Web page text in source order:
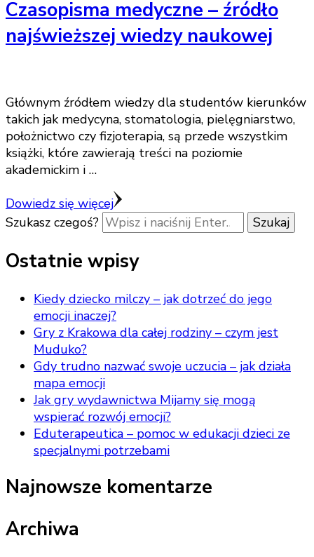
Czasopisma medyczne – źródło
najświeższej wiedzy naukowej
Głównym źródłem wiedzy dla studentów kierunków
takich jak medycyna, stomatologia, pielęgniarstwo,
położnictwo czy fizjoterapia, są przede wszystkim
książki, które zawierają treści na poziomie
akademickim i …
Dowiedz się więcej
Szukasz czegoś?
Ostatnie wpisy
Kiedy dziecko milczy – jak dotrzeć do jego
emocji inaczej?
Gry z Krakowa dla całej rodziny – czym jest
Muduko?
Gdy trudno nazwać swoje uczucia – jak działa
mapa emocji
Jak gry wydawnictwa Mijamy się mogą
wspierać rozwój emocji?
Eduterapeutica – pomoc w edukacji dzieci ze
specjalnymi potrzebami
Najnowsze komentarze
Archiwa